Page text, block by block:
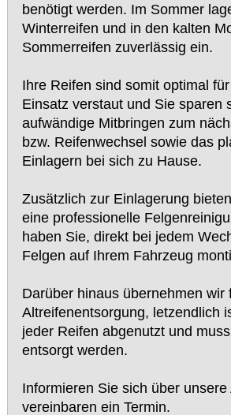
benötigt werden. Im Sommer
Winterreifen und in den kalten
Sommerreifen zuverlässig ein.
Ihre Reifen sind somit optimal
Einsatz verstaut und Sie sparen
aufwändige Mitbringen zum
bzw. Reifenwechsel sowie das
Einlagern bei sich zu Hause.
Zusätzlich zur Einlagerung
eine professionelle
haben Sie, direkt bei jedem
Felgen auf Ihrem Fahrzeug
Darüber hinaus übernehmen wir
Altreifenentsorgung, letzendlich
jeder Reifen abgenutzt und
entsorgt werden.
Informieren Sie sich über unsere
vereinbaren ein Termin.